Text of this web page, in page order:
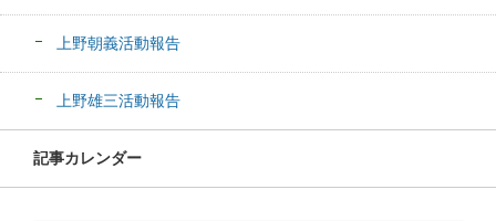
上野朝義活動報告
上野雄三活動報告
記事カレンダー